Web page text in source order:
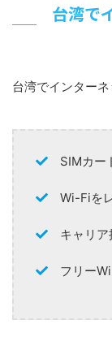
台湾で
台湾でインター
SIMカー
Wi-Fiを
キャリ
フリー